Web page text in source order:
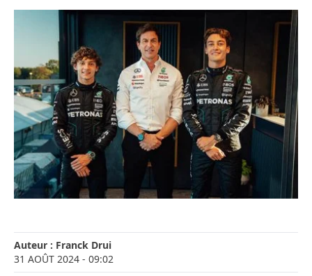
Auteur : Franck Drui
31 AOÛT 2024 - 09:02